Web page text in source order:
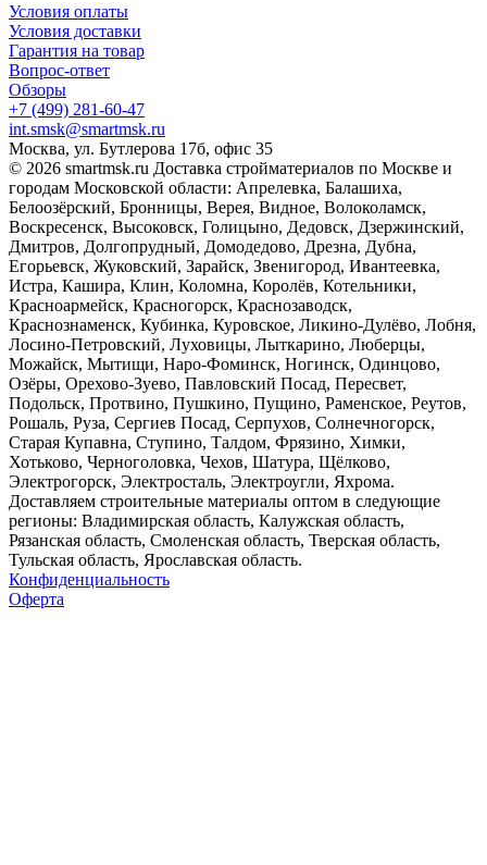
Условия оплаты
Условия доставки
Гарантия на товар
Вопрос-ответ
Обзоры
+7 (499) 281-60-47
int.smsk@smartmsk.ru
Москва, ул. Бутлерова 17б, офис 35
© 2026 smartmsk.ru Доставка стройматериалов по Москве и
городам Московской области: Апрелевка, Балашиха,
Белоозёрский, Бронницы, Верея, Видное, Волоколамск,
Воскресенск, Высоковск, Голицыно, Дедовск, Дзержинский,
Дмитров, Долгопрудный, Домодедово, Дрезна, Дубна,
Егорьевск, Жуковский, Зарайск, Звенигород, Ивантеевка,
Истра, Кашира, Клин, Коломна, Королёв, Котельники,
Красноармейск, Красногорск, Краснозаводск,
Краснознаменск, Кубинка, Куровское, Ликино-Дулёво, Лобня,
Лосино-Петровский, Луховицы, Лыткарино, Люберцы,
Можайск, Мытищи, Наро-Фоминск, Ногинск, Одинцово,
Озёры, Орехово-Зуево, Павловский Посад, Пересвет,
Подольск, Протвино, Пушкино, Пущино, Раменское, Реутов,
Рошаль, Руза, Сергиев Посад, Серпухов, Солнечногорск,
Старая Купавна, Ступино, Талдом, Фрязино, Химки,
Хотьково, Черноголовка, Чехов, Шатура, Щёлково,
Электрогорск, Электросталь, Электроугли, Яхрома.
Доставляем строительные материалы оптом в следующие
регионы: Владимирская область, Калужская область,
Рязанская область, Смоленская область, Тверская область,
Тульская область, Ярославская область.
Конфиденциальность
Оферта